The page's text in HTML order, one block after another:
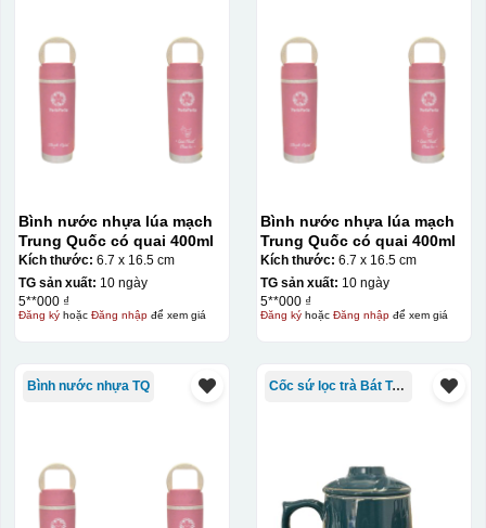
Bình nước nhựa lúa mạch
Trung Quốc có quai 400ml
Kích thước: 6.7 x 16.5 cm
TG sản xuất: 10 ngày
5**000 ₫
Đăng kýhoặc Đăng nhậpđể xem giá
Bình nước nhựa lúa mạch
Trung Quốc có quai 400ml
Kích thước: 6.7 x 16.5 cm
TG sản xuất: 10 ngày
5**000 ₫
Đăng kýhoặc Đăng nhậpđể xem giá
Bình nước nhựa TQ Cốc sứ lọc trà Bát Tràng